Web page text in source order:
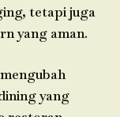
tetapi juga
yang aman.
yang